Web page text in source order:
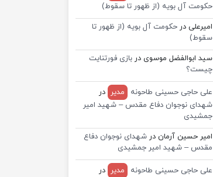
حکومت آل بویه (از ظهور تا سقوط)
امیرعلی درحکومت آل بویه (از ظهور تا
سقوط)
سید ابوالفضل موسوی دربازی فورتنایت
چیست؟
علی حاجی حسینی طاحونه مدیر
در
شهدای نوجوان دفاع مقدس – شهید امیر
جمشیدی
امیر حسین آرمان درشهدای نوجوان دفاع
مقدس – شهید امیر جمشیدی
علی حاجی حسینی طاحونه مدیر
در